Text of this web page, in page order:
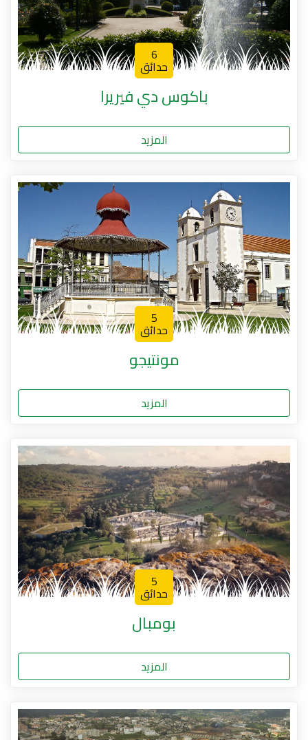
6
حدائق
باكوس دي فيريرا
المزيد
5
حدائق
مونتيجو
المزيد
5
حدائق
بومبال
المزيد